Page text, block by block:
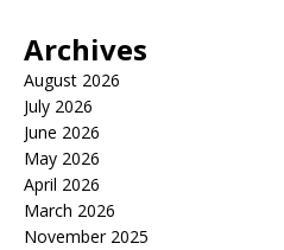
Archives
August 2026
July 2026
June 2026
May 2026
April 2026
March 2026
November 2025